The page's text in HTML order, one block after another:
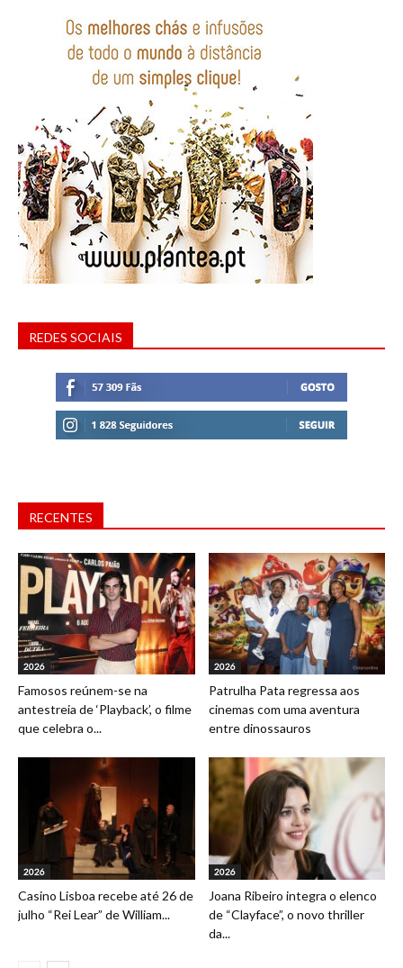
REDES SOCIAIS
RECENTES
2026
Famosos reúnem-se na
antestreia de ‘Playback’, o filme
que celebra o...
2026
Patrulha Pata regressa aos
cinemas com uma aventura
entre dinossauros
2026
Casino Lisboa recebe até 26 de
julho “Rei Lear” de William...
2026
Joana Ribeiro integra o elenco
de “Clayface”, o novo thriller
da...